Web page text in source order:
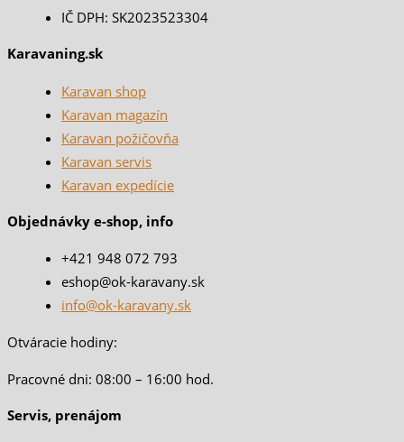
IČ DPH: SK2023523304
Karavaning.sk
Karavan shop
Karavan magazín
Karavan požičovňa
Karavan servis
Karavan expedície
Objednávky e-shop, info
+421 948 072 793
eshop@ok-karavany.sk
info@ok-karavany.sk
Otváracie hodiny:
Pracovné dni: 08:00 – 16:00 hod.
Servis, prenájom